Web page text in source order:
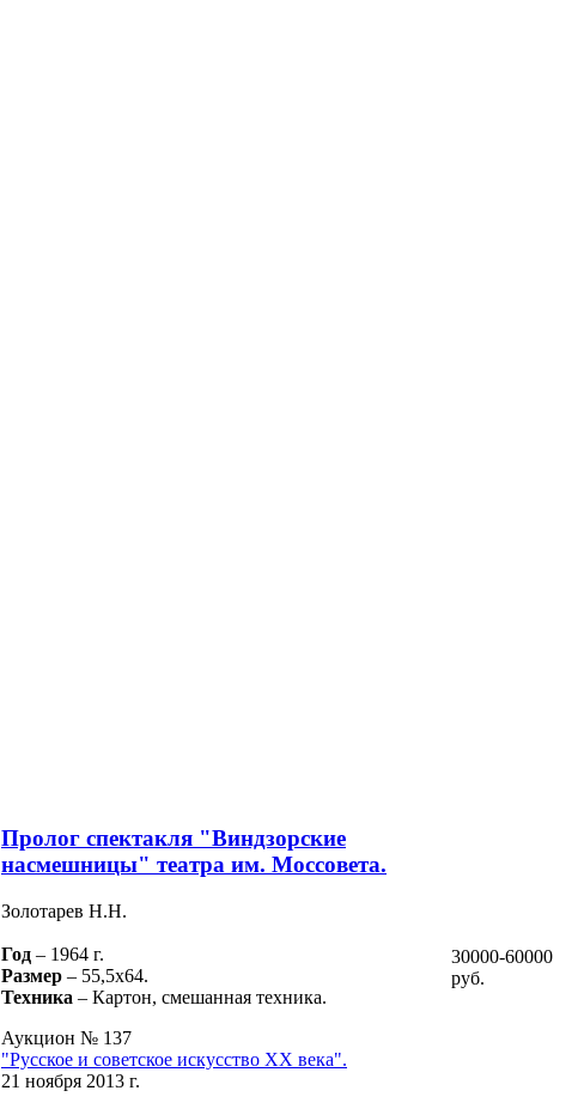
Пролог спектакля "Виндзорские
насмешницы" театра им. Моссовета.
Золотарев Н.Н.
Год – 1964 г.
Размер – 55,5х64.
Техника – Картон, смешанная техника.
Аукцион № 137
"Русское и советское искусство ХХ века".
21 ноября 2013 г.
30000-60000
руб.